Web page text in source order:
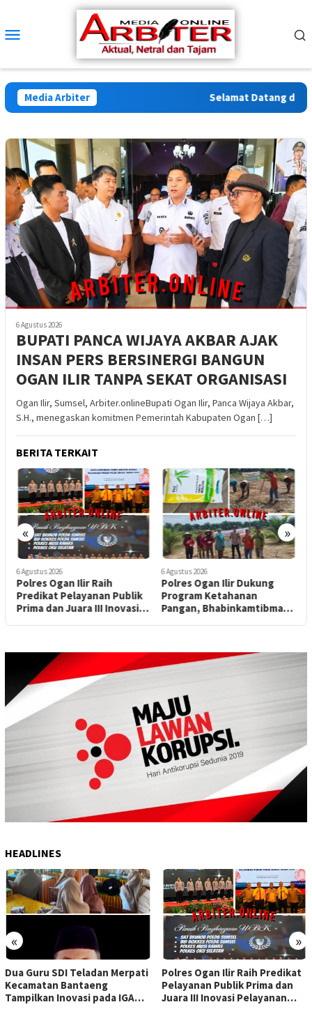
konten
Mobile
Media Arbiter Selamat Datang di
6 Agustus 2026
BUPATI PANCA WIJAYA AKBAR AJAK
INSAN PERS BERSINERGI BANGUN
OGAN ILIR TANPA SEKAT ORGANISASI
Ogan Ilir, Sumsel, Arbiter.onlineBupati Ogan Ilir, Panca Wijaya Akbar,
S.H., menegaskan komitmen Pemerintah Kabupaten Ogan […]
BERITA TERKAIT
« »
6 Agustus 2026
Polres Ogan Ilir Raih
Predikat Pelayanan Publik
Prima dan Juara III Inovasi
6 Agustus 2026
Polres Ogan Ilir Dukung
Program Ketahanan
Pangan, Bhabinkamtibmas
HEADLINES
« »
Dua Guru SDI Teladan Merpati
Kecamatan Bantaeng
Tampilkan Inovasi pada IGA
Polres Ogan Ilir Raih Predikat
Pelayanan Publik Prima dan
Juara III Inovasi Pelayanan